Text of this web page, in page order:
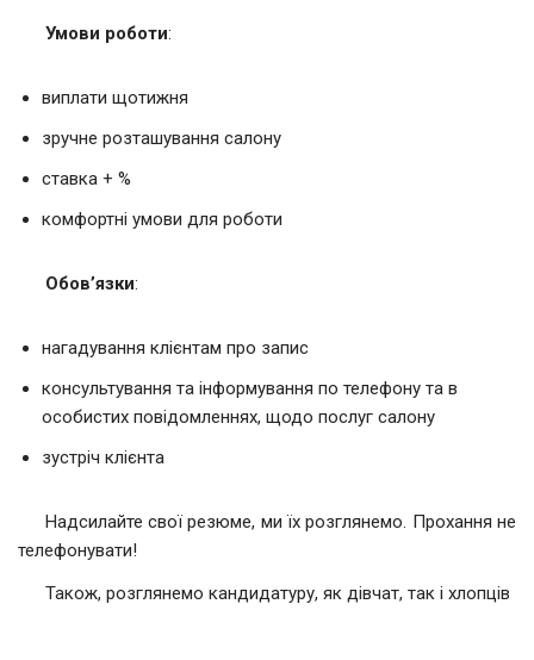
Умови роботи:
виплати щотижня
зручне розташування салону
ставка + %
комфортні умови для роботи
Обов’язки:
нагадування клієнтам про запис
консультування та інформування по телефону та в
особистих повідомленнях, щодо послуг салону
зустріч клієнта
Надсилайте свої резюме, ми їх розглянемо. Прохання не
телефонувати!
Також, розглянемо кандидатуру, як дівчат, так і хлопців